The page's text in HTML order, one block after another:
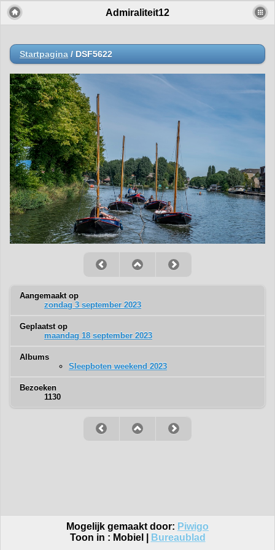
Admiraliteit12
Startpagina / DSF5622
Aangemaakt op
zondag 3 september 2023
Geplaatst op
maandag 18 september 2023
Albums
Sleepboten weekend 2023
Bezoeken
1130
Mogelijk gemaakt door: Piwigo
Toon in : Mobiel Bureaublad